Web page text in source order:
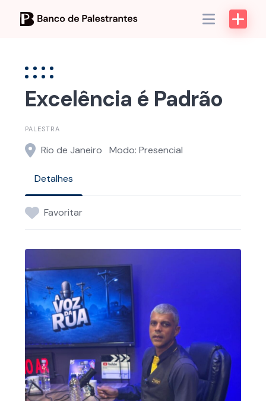
Excelência é Padrão
PALESTRA
Rio de Janeiro Modo: Presencial
Detalhes
Favoritar